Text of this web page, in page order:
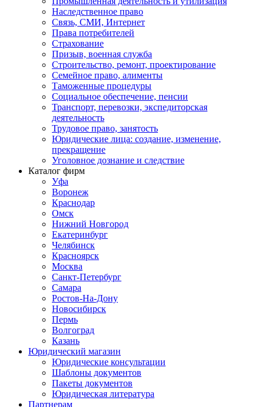
Наследственное право
Связь, СМИ, Интернет
Права потребителей
Страхование
Призыв, военная служба
Строительство, ремонт, проектирование
Семейное право, алименты
Таможенные процедуры
Социальное обеспечение, пенсии
Транспорт, перевозки, экспедиторская
деятельность
Трудовое право, занятость
Юридические лица: создание, изменение,
прекращение
Уголовное дознание и следствие
Каталог фирм
Уфа
Воронеж
Краснодар
Омск
Нижний Новгород
Екатеринбург
Челябинск
Красноярск
Москва
Санкт-Петербург
Самара
Ростов-На-Дону
Новосибирск
Пермь
Волгоград
Казань
Юридический магазин
Юридические консультации
Шаблоны документов
Пакеты документов
Юридическая литература
Партнерам